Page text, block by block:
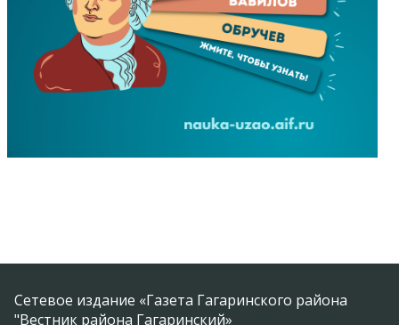
Сетевое издание «Газета Гагаринского района
"Вестник района Гагаринский»